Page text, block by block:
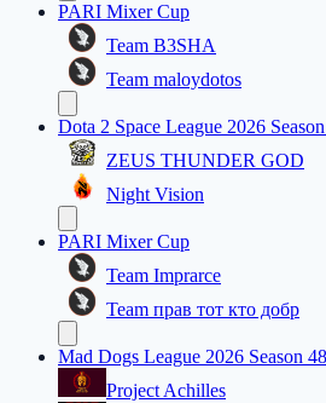
PARI Mixer Cup
Team B3SHA
Team maloydotos
Dota 2 Space League 2026
ZEUS THUNDER GOD
Night Vision
PARI Mixer Cup
Team Imprarce
Team прав тот кто добр
Mad Dogs League 2026 Season 48
Project Achilles